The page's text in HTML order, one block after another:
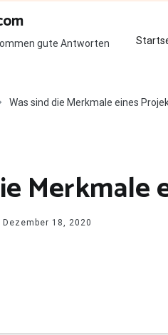
gute Antworten
Was sind die Merkmale eines
Merkmale
Dezember 18, 2020